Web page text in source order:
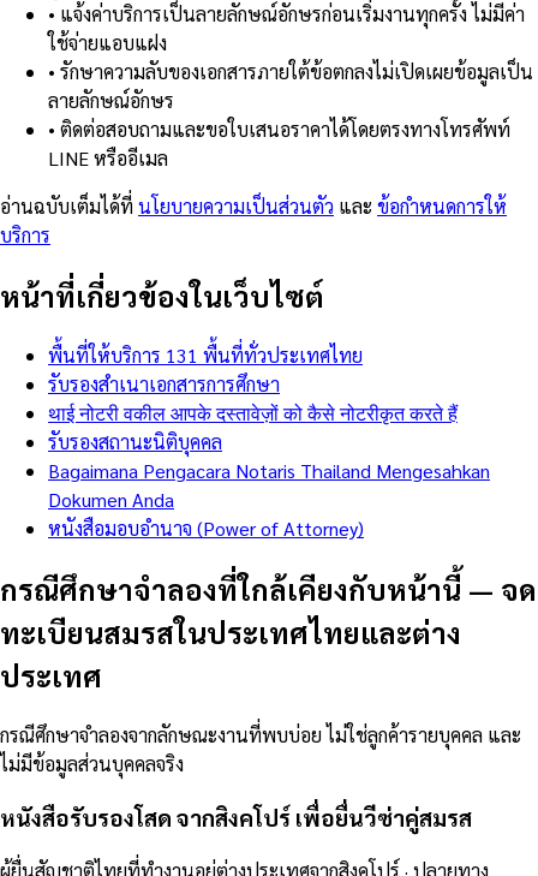
• แจ้งค่าบริการเป็นลายลักษณ์อักษรก่อนเริ่มงานทุกครั้ง ไม่มีค่า
ใช้จ่ายแอบแฝง
• รักษาความลับของเอกสารภายใต้ข้อตกลงไม่เปิดเผยข้อมูลเป็น
ลายลักษณ์อักษร
• ติดต่อสอบถามและขอใบเสนอราคาได้โดยตรงทางโทรศัพท์
LINE หรืออีเมล
อ่านฉบับเต็มได้ที่ นโยบายความเป็นส่วนตัว และ ข้อกำหนดการให้
บริการ
หน้าที่เกี่ยวข้องในเว็บไซต์
พื้นที่ให้บริการ 131 พื้นที่ทั่วประเทศไทย
รับรองสำเนาเอกสารการศึกษา
थाई नोटरी वकील आपके दस्तावेज़ों को कैसे नोटरीकृत करते हैं
รับรองสถานะนิติบุคคล
Bagaimana Pengacara Notaris Thailand Mengesahkan
Dokumen Anda
หนังสือมอบอำนาจ (Power of Attorney)
กรณีศึกษาจำลองที่ใกล้เคียงกับหน้านี้ — จด
ทะเบียนสมรสในประเทศไทยและต่าง
ประเทศ
กรณีศึกษาจำลองจากลักษณะงานที่พบบ่อย ไม่ใช่ลูกค้ารายบุคคล และ
ไม่มีข้อมูลส่วนบุคคลจริง
หนังสือรับรองโสด จากสิงคโปร์ เพื่อยื่นวีซ่าคู่สมรส
ผู้ยื่นสัญชาติไทยที่ทำงานอยู่ต่างประเทศจากสิงคโปร์ · ปลายทาง